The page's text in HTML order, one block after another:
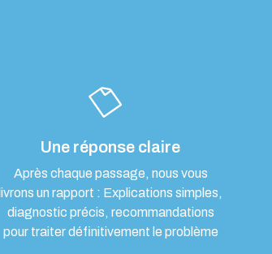
Une réponse claire
Après chaque passage, nous vous
livrons un rapport : Explications simples,
diagnostic précis, recommandations
pour traiter définitivement le problème